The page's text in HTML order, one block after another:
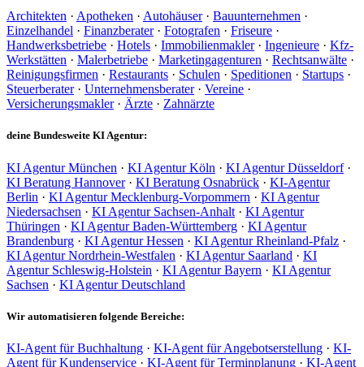
Architekten · Apotheken · Autohäuser· Bauunternehmen ·
Einzelhandel · Finanzberater· Fotografen · Friseure ·
Handwerksbetriebe · Hotels · Immobilienmakler· Ingenieure · Kfz-
Werkstätten · Malerbetriebe · Marketingagenturen · Rechtsanwälte ·
Reinigungsfirmen · Restaurants · Schulen · Speditionen · Startups ·
Steuerberater· Unternehmensberater· Vereine ·
Versicherungsmakler· Ärzte · Zahnärzte
deine Bundesweite KI Agentur:
KI Agentur München · KI Agentur Köln · KI Agentur Düsseldorf·
KI Beratung Hannover· KI Beratung Osnabrück · KI-Agentur
Berlin · KI Agentur Mecklenburg-Vorpommern · KI Agentur
Niedersachsen · KI Agentur Sachsen-Anhalt · KI Agentur
Thüringen · KI Agentur Baden-Württemberg · KI Agentur
Brandenburg · KI Agentur Hessen · KI Agentur Rheinland-Pfalz ·
KI Agentur Nordrhein-Westfalen · KI Agentur Saarland · KI
Agentur Schleswig-Holstein · KI Agentur Bayern · KI Agentur
Sachsen · KI Agentur Deutschland
Wir automatisieren folgende Bereiche:
KI-Agent für Buchhaltung · KI-Agent für Angebotserstellung · KI-
Agent für Kundenservice · KI-Agent für Terminplanung · KI-Agent